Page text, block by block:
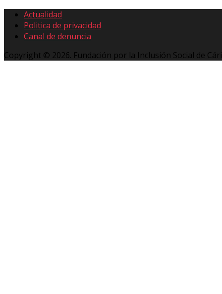
Actualidad
Politica de privacidad
Canal de denuncia
Copyright © 2026. Fundación por la Inclusión Social de